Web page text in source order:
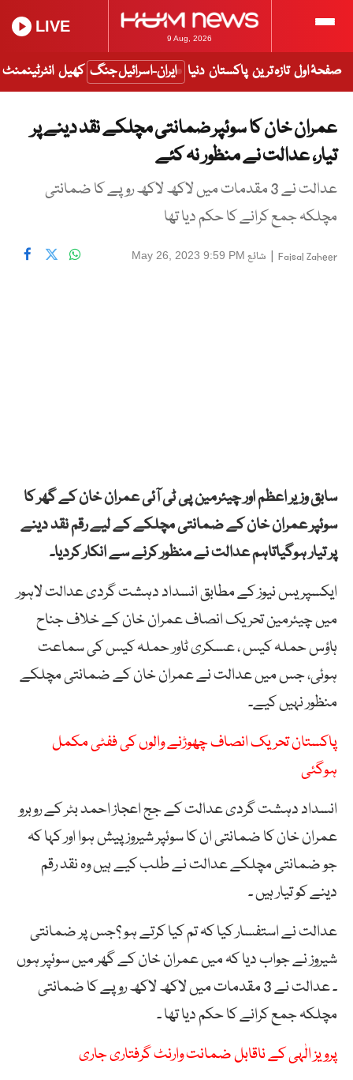
9 Aug, 2026
LIVE
صفحۂ اول تازہ ترین پاکستان دنیا ایران-اسرائیل جنگ کھیل انٹرٹینمنٹ
عمران خان کا سوئپر ضمانتی مچلکے نقد دینے پر
تیار، عدالت نے منظور نہ کئے
عدالت نے 3 مقدمات میں لاکھ لاکھ روپے کا ضمانتی
مچلکہ جمع کرانے کا حکم دیا تھا
Faisal Zaheer
| شائع May 26, 2023 9:59 PM
سابق وزیر اعظم اور چیئرمین پی ٹی آئی عمران خان کے گھر کا
سوئپر عمران خان کے ضمانتی مچلکے کے لیے رقم نقد دینے
پر تیار ہوگیاتاہم عدالت نے منظور کرنے سے انکار کردیا۔
ایکسپریس نیوز کے مطابق انسداد دہشت گردی عدالت لاہور
میں چیئرمین تحریک انصاف عمران خان کے خلاف جناح
ہاؤس حملہ کیس ، عسکری ٹاور حملہ کیس کی سماعت
ہوئی، جس میں عدالت نے عمران خان کے ضمانتی مچلکے
منظور نہیں کیے۔
پاکستان تحریک انصاف چھوڑنے والوں کی ففٹی مکمل
ہوگئی
انسداد دہشت گردی عدالت کے جج اعجاز احمد بٹر کے روبرو
عمران خان کا ضمانتی ان کا سوئپر شیروز پیش ہوا اور کہا کہ
جو ضمانتی مچلکے عدالت نے طلب کیے ہیں وہ نقد رقم
دینے کو تیار ہیں ۔
عدالت نے استفسار کیا کہ تم کیا کرتے ہو ؟جس پر ضمانتی
شیروز نے جواب دیا کہ میں عمران خان کے گھر میں سوئپر ہوں
۔ عدالت نے 3 مقدمات میں لاکھ لاکھ روپے کا ضمانتی
مچلکہ جمع کرانے کا حکم دیا تھا ۔
پرویز الٰہی کے ناقابل ضمانت وارنٹ گرفتاری جاری